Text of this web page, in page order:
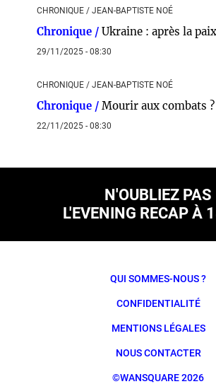
CHRONIQUE / JEAN-BAPTISTE NOÉ
Chronique / Ukraine : après la paix
29/11/2025 - 08:30
CHRONIQUE / JEAN-BAPTISTE NOÉ
Chronique / Mourir aux combats ?
22/11/2025 - 08:30
N'OUBLIEZ PAS
L'EVENING RECAP À
QUI SOMMES-NOUS ?
CONFIDENTIALITÉ
MENTIONS LÉGALES
NOUS CONTACTER
©WANSQUARE 2026